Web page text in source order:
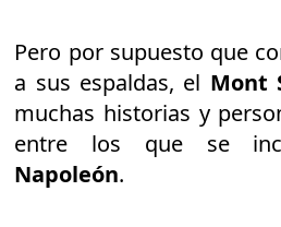
Pero por supuesto que
a sus espaldas, el Mont
muchas historias y
entre los que se
Napoleón.